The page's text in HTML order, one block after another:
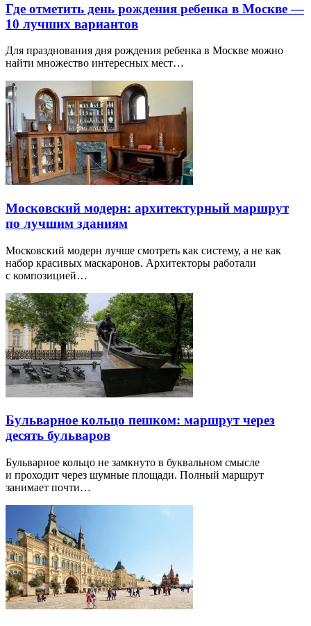
Где отметить день рождения ребенка в Москве —
10 лучших вариантов
Для празднования дня рождения ребенка в Москве можно
найти множество интересных мест…
Московский модерн: архитектурный маршрут
по лучшим зданиям
Московский модерн лучше смотреть как систему, а не как
набор красивых маскаронов. Архитекторы работали
с композицией…
Бульварное кольцо пешком: маршрут через
десять бульваров
Бульварное кольцо не замкнуто в буквальном смысле
и проходит через шумные площади. Полный маршрут
занимает почти…